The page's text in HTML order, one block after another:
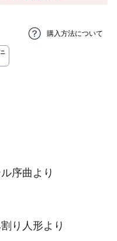
購入方法について
序曲より
り人形より